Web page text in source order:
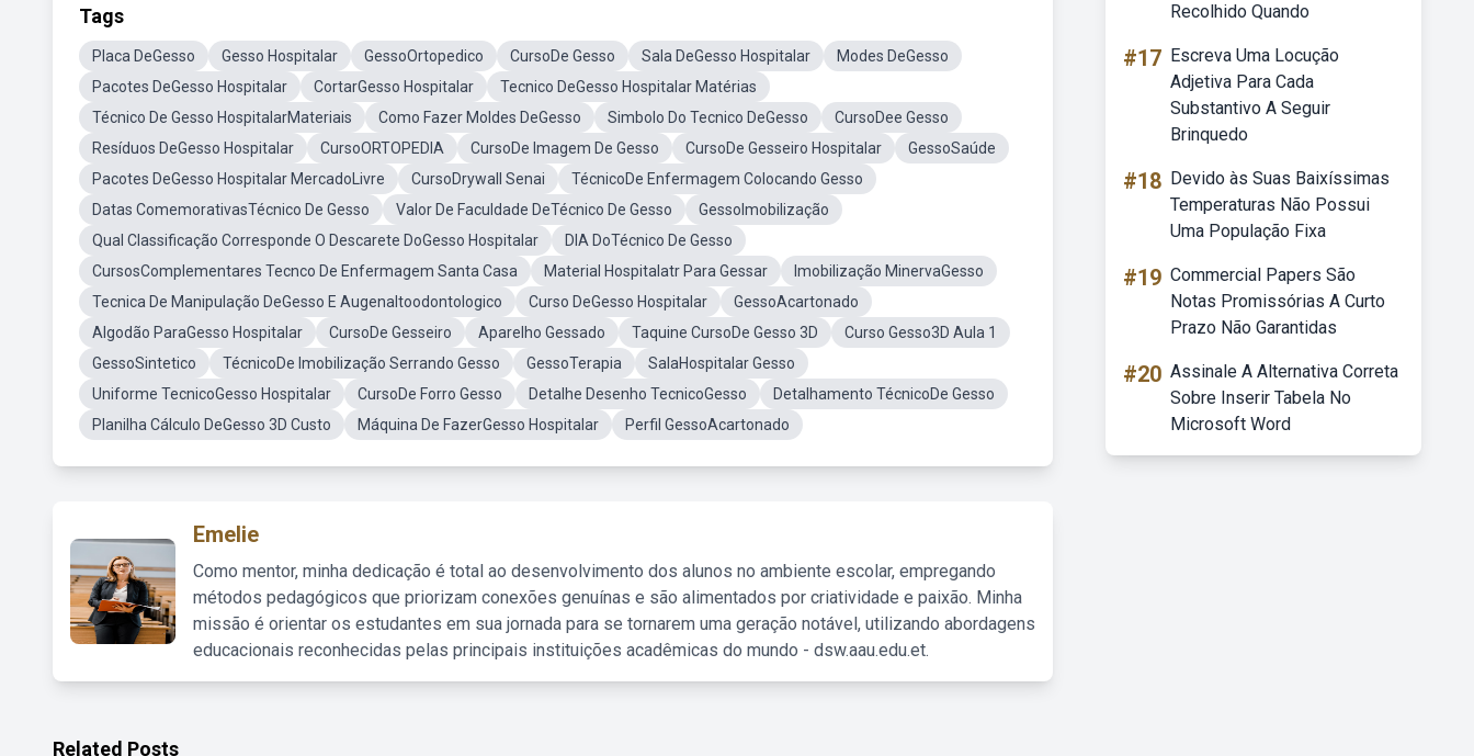
Tags
Placa DeGesso Gesso Hospitalar GessoOrtopedico CursoDe Gesso Sala DeGesso Hospitalar
Modes DeGesso
Pacotes DeGesso Hospitalar
CortarGesso Hospitalar
Tecnico DeGesso Hospitalar Matérias
Técnico De Gesso HospitalarMateriais
Como Fazer Moldes DeGesso Simbolo Do Tecnico DeGesso
CursoDee Gesso
Resíduos DeGesso Hospitalar
CursoORTOPEDIA CursoDe Imagem De Gesso CursoDe Gesseiro Hospitalar
GessoSaúde
Pacotes DeGesso Hospitalar MercadoLivre
CursoDrywall Senai
TécnicoDe Enfermagem Colocando Gesso
Datas ComemorativasTécnico De Gesso
Valor De Faculdade DeTécnico De Gesso
GessoImobilização
Qual Classificação Corresponde O Descarete DoGesso Hospitalar
DIA DoTécnico De Gesso
CursosComplementares Tecnco De Enfermagem Santa Casa
Material Hospitalatr Para Gessar
Imobilização MinervaGesso
Tecnica De Manipulação DeGesso E Augenaltoodontologico
Curso DeGesso Hospitalar
GessoAcartonado
Algodão ParaGesso Hospitalar
CursoDe Gesseiro Aparelho Gessado Taquine CursoDe Gesso 3D
Curso Gesso3D Aula 1
GessoSintetico
TécnicoDe Imobilização Serrando Gesso GessoTerapia
SalaHospitalar Gesso
Uniforme TecnicoGesso Hospitalar
CursoDe Forro Gesso Detalhe Desenho TecnicoGesso
Detalhamento TécnicoDe Gesso
Planilha Cálculo DeGesso 3D Custo
Máquina De FazerGesso Hospitalar Perfil GessoAcartonado
Emelie
Como mentor, minha dedicação é total ao desenvolvimento dos alunos no ambiente escolar, empregando
métodos pedagógicos que priorizam conexões genuínas e são alimentados por criatividade e paixão. Minha
missão é orientar os estudantes em sua jornada para se tornarem uma geração notável, utilizando abordagens
educacionais reconhecidas pelas principais instituições acadêmicas do mundo - dsw.aau.edu.et.
Recolhido Quando
#17 Escreva Uma Locução
Adjetiva Para Cada
Substantivo A Seguir
Brinquedo
#18 Devido às Suas Baixíssimas
Temperaturas Não Possui
Uma População Fixa
#19 Commercial Papers São
Notas Promissórias A Curto
Prazo Não Garantidas
#20 Assinale A Alternativa Correta
Sobre Inserir Tabela No
Microsoft Word
Related Posts